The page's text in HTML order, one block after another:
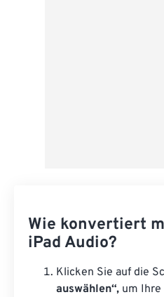
Wie konvertiert
iPad Audio?
Klicken Sie auf die
auswählen“, um Ihre